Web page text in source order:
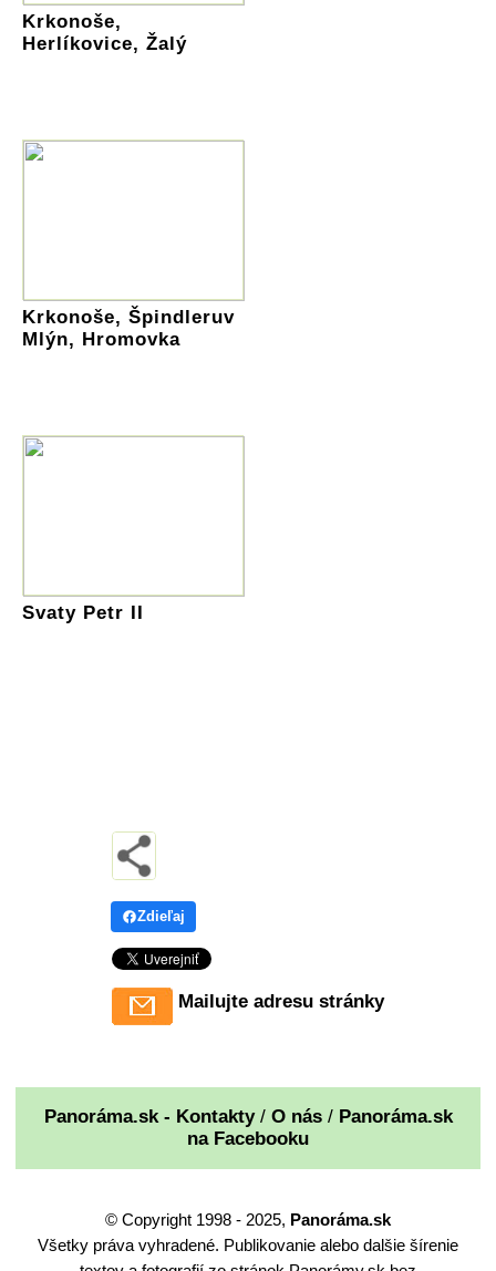
Krkonoše,
Herlíkovice, Žalý
Krkonoše, Špindleruv
Mlýn, Hromovka
Svaty Petr II
Zdieľaj
Mailujte adresu stránky
Panoráma.sk - Kontakty/ O nás/ Panoráma.sk
na Facebooku
© Copyright 1998 - 2025, Panoráma.sk
Všetky práva vyhradené. Publikovanie alebo dalšie šírenie